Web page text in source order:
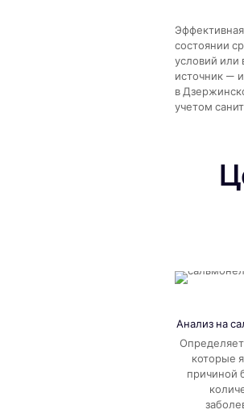
состоянии
условий
источник —
в
учетом
Анализ на
которые
причиной